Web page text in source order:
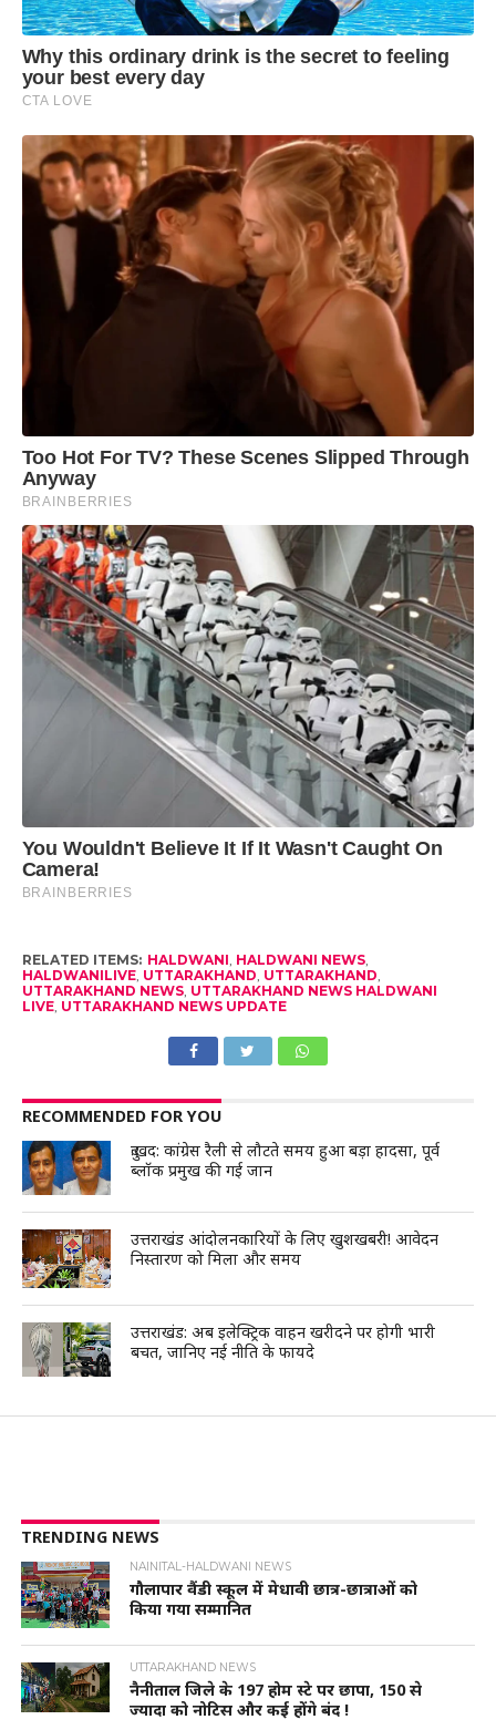
RELATED ITEMS: HALDWANI HALDWANI NEWS,
HALDWANILIVE, UTTARAKHAND UTTARAKHAND
UTTARAKHAND NEWS, UTTARAKHAND NEWS HALDWANI
LIVE, UTTARAKHAND NEWS UPDATE
RECOMMENDED FOR YOU
दुःखद: कांग्रेस रैली से लौटते समय हुआ बड़ा हादसा, पूर्व
ब्लॉक प्रमुख की गई जान
उत्तराखंड आंदोलनकारियों के लिए खुशखबरी! आवेदन
निस्तारण को मिला और समय
उत्तराखंड: अब इलेक्ट्रिक वाहन खरीदने पर होगी भारी
बचत, जानिए नई नीति के फायदे
TRENDING NEWS
NAINITAL-HALDWANI NEWS
गौलापार वैंडी स्कूल में मेधावी छात्र-छात्राओं को
किया गया सम्मानित
UTTARAKHAND NEWS
नैनीताल जिले के 197 होम स्टे पर छापा, 150 से
ज्यादा को नोटिस और कई होंगे बंद !